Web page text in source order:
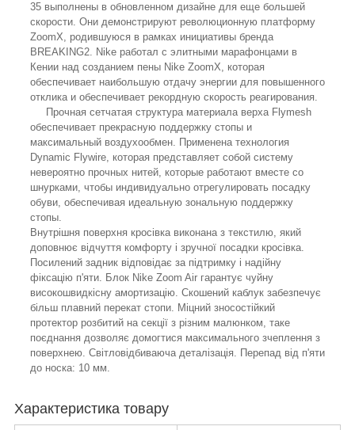
35 выполнены в обновленном дизайне для еще большей
скорости. Они демонстрируют революционную платформу
ZoomX, родившуюся в рамках инициативы бренда
BREAKING2. Nike работал с элитными марафонцами в
Кении над созданием пены Nike ZoomX, которая
обеспечивает наибольшую отдачу энергии для повышенного
отклика и обеспечивает рекордную скорость реагирования.
Прочная сетчатая структура материала верха Flymesh
обеспечивает прекрасную поддержку стопы и
максимальный воздухообмен. Применена технология
Dynamic Flywire, которая представляет собой систему
невероятно прочных нитей, которые работают вместе со
шнурками, чтобы индивидуально отрегулировать посадку
обуви, обеспечивая идеальную зональную поддержку
стопы.
Внутрішня поверхня кросівка виконана з текстилю, який
доповнює відчуття комфорту і зручної посадки кросівка.
Посилений задник відповідає за підтримку і надійну
фіксацію п'яти. Блок Nike Zoom Air гарантує чуйну
високошвидкісну амортизацію. Скошений каблук забезпечує
більш плавний перекат стопи. Міцний зносостійкий
протектор розбитий на секції з різним малюнком, таке
поєднання дозволяє домогтися максимального зчеплення з
поверхнею. Світловідбиваюча деталізація. Перепад від п'яти
до носка: 10 мм.
Характеристика товару